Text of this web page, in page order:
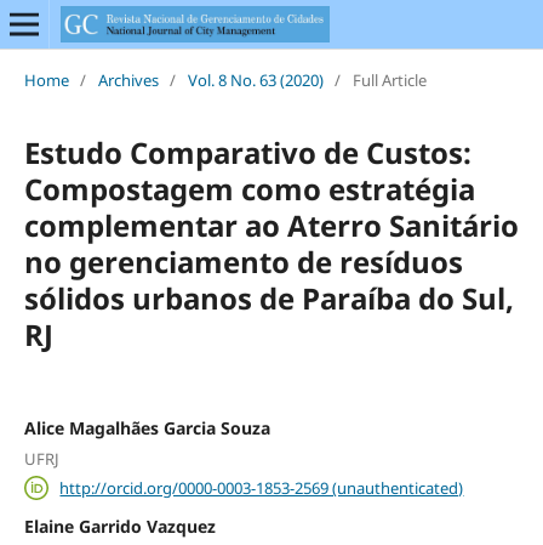
Home / Archives / Vol. 8 No. 63 (2020) / Full Article
Estudo Comparativo de Custos:
Compostagem como estratégia
complementar ao Aterro Sanitário
no gerenciamento de resíduos
sólidos urbanos de Paraíba do Sul,
RJ
Alice Magalhães Garcia Souza
UFRJ
http://orcid.org/0000-0003-1853-2569 (unauthenticated)
Elaine Garrido Vazquez